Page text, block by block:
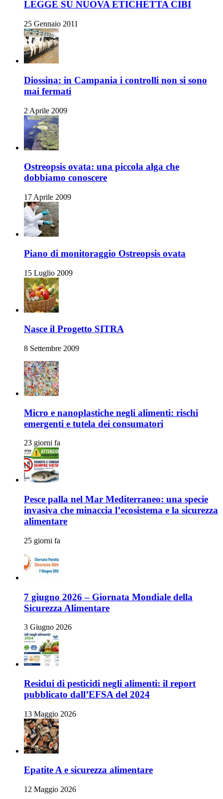
LEGGE SU NUOVA ETICHETTA CIBI
25 Gennaio 2011
Diossina: in Campania i controlli non si sono
mai fermati
2 Aprile 2009
Ostreopsis ovata: una piccola alga che
dobbiamo conoscere
17 Aprile 2009
Piano di monitoraggio Ostreopsis ovata
15 Luglio 2009
Nasce il Progetto SITRA
8 Settembre 2009
Micro e nanoplastiche negli alimenti: rischi
emergenti e tutela dei consumatori
23 giorni fa
Pesce palla nel Mar Mediterraneo: una specie
invasiva che minaccia l’ecosistema e la sicurezza
alimentare
25 giorni fa
7 giugno 2026 – Giornata Mondiale della
Sicurezza Alimentare
3 Giugno 2026
Residui di pesticidi negli alimenti: il report
pubblicato dall’EFSA del 2024
13 Maggio 2026
Epatite A e sicurezza alimentare
12 Maggio 2026